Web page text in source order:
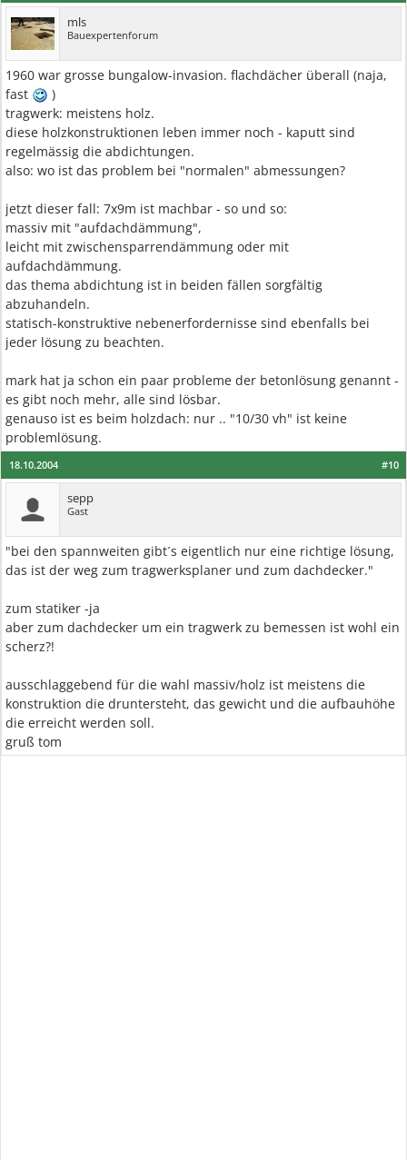
mls
Bauexpertenforum
1960 war grosse bungalow-invasion. flachdächer überall (naja,
fast
)
tragwerk: meistens holz.
diese holzkonstruktionen leben immer noch - kaputt sind
regelmässig die abdichtungen.
also: wo ist das problem bei "normalen" abmessungen?
jetzt dieser fall: 7x9m ist machbar - so und so:
massiv mit "aufdachdämmung",
leicht mit zwischensparrendämmung oder mit
aufdachdämmung.
das thema abdichtung ist in beiden fällen sorgfältig
abzuhandeln.
statisch-konstruktive nebenerfordernisse sind ebenfalls bei
jeder lösung zu beachten.
mark hat ja schon ein paar probleme der betonlösung genannt -
es gibt noch mehr, alle sind lösbar.
genauso ist es beim holzdach: nur .. "10/30 vh" ist keine
problemlösung.
#10
18.10.2004
sepp
Gast
"bei den spannweiten gibt´s eigentlich nur eine richtige lösung,
das ist der weg zum tragwerksplaner und zum dachdecker."
zum statiker -ja
aber zum dachdecker um ein tragwerk zu bemessen ist wohl ein
scherz?!
ausschlaggebend für die wahl massiv/holz ist meistens die
konstruktion die druntersteht, das gewicht und die aufbauhöhe
die erreicht werden soll.
gruß tom